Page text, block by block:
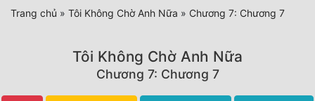
Nhật
(current)
Trang chủ » Tôi Không Chờ Anh Nữa » Chương 7: Chương 7
Tôi Không Chờ Anh Nữa
Chương 7: Chương 7